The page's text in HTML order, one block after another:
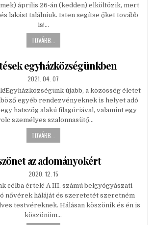
április 26-án (kedden) elköltözik, mert
lakást találniuk. Isten segítse őket tovább
is!…
TOVÁBB...
egyházközségünkben
PUBLISHED
DATE:
2021. 04. 07
újabb, a közösség életet
egyéb rendezvényeknek is helyet adó
hatszög alakú filagóriával, valamint egy
személyes szalonnasütő…
TOVÁBB...
az adományokért
PUBLISHED
DATE:
2020. 12. 15
célba értek! A III. számú belgyógyászati
nővérek háláját és szeretetét szeretném
testvéreknek. Hálásan köszönik és én is
köszönöm…